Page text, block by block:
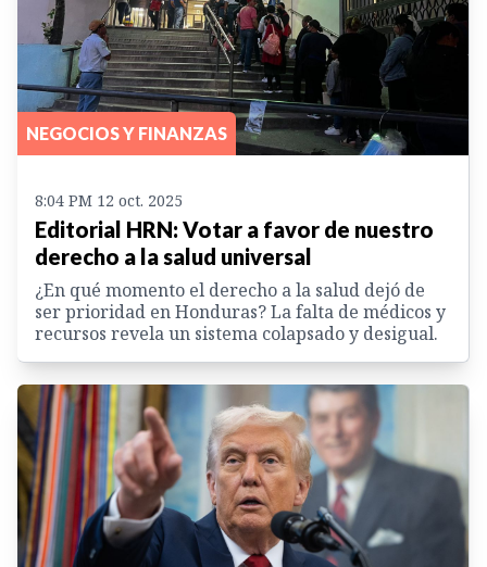
NEGOCIOS Y FINANZAS
8:04 PM 12 oct. 2025
Editorial HRN: Votar a favor de nuestro
derecho a la salud universal
¿En qué momento el derecho a la salud dejó de
ser prioridad en Honduras? La falta de médicos y
recursos revela un sistema colapsado y desigual.